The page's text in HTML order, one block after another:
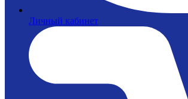
Личный кабинет